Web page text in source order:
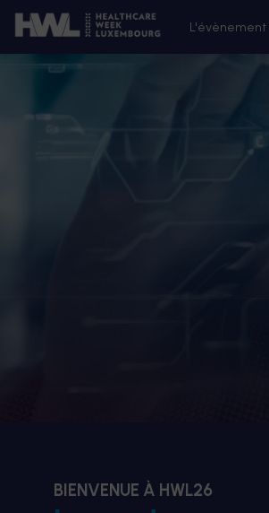
L'évènement
BIENVENUE À HWL26